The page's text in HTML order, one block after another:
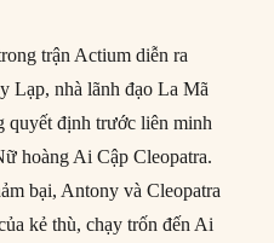
trận Actium diễn ra
Lạp, nhà lãnh đạo La Mã
quyết định trước liên minh
hoàng Ai Cập Cleopatra.
bại, Antony và Cleopatra
kẻ thù, chạy trốn đến Ai